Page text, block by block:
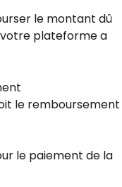
le montant dû
plateforme a
le remboursement
le paiement de la